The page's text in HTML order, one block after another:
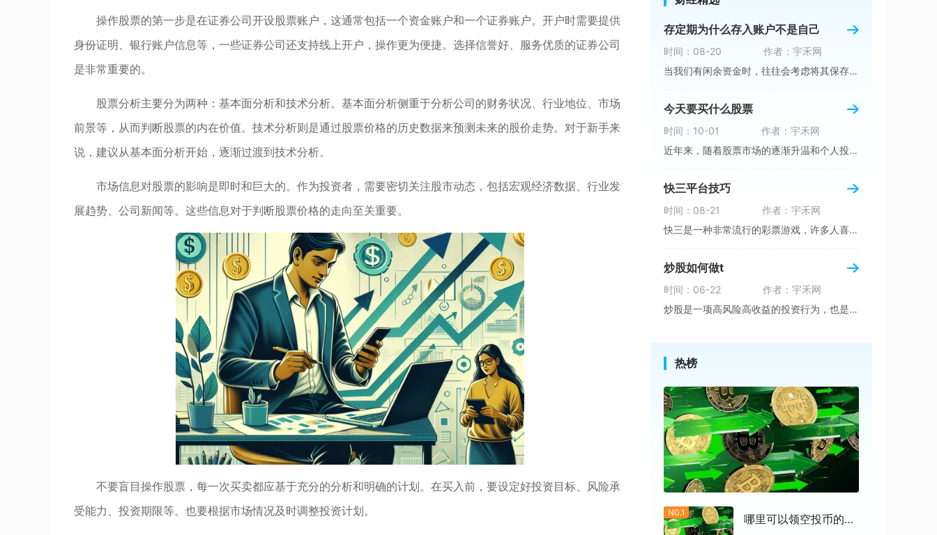
操作股票的第一步是在证券公司开设股票账户，这通常包括一个资金账户和一个证券账户。开户时需要提供
身份证明、银行账户信息等，一些证券公司还支持线上开户，操作更为便捷。选择信誉好、服务优质的证券公司
是非常重要的。
股票分析主要分为两种：基本面分析和技术分析。基本面分析侧重于分析公司的财务状况、行业地位、市场
前景等，从而判断股票的内在价值。技术分析则是通过股票价格的历史数据来预测未来的股价走势。对于新手来
说，建议从基本面分析开始，逐渐过渡到技术分析。
市场信息对股票的影响是即时和巨大的。作为投资者，需要密切关注股市动态，包括宏观经济数据、行业发
展趋势、公司新闻等。这些信息对于判断股票价格的走向至关重要。
不要盲目操作股票，每一次买卖都应基于充分的分析和明确的计划。在买入前，要设定好投资目标、风险承
受能力、投资期限等。也要根据市场情况及时调整投资计划。
存定期为什么存入账户不是自己
时间：08-20
作者：宇禾网
当我们有闲余资金时，往往会考虑将其保存起来以
今天要买什么股票
时间：10-01
作者：宇禾网
近年来，随着股票市场的逐渐升温和个人投资者的
快三平台技巧
时间：08-21
作者：宇禾网
快三是一种非常流行的彩票游戏，许多人喜欢参与
炒股如何做t
时间：06-22
作者：宇禾网
炒股是一项高风险高收益的投资行为，也是近年来
热榜
N0.1 哪里可以领空投币的东西